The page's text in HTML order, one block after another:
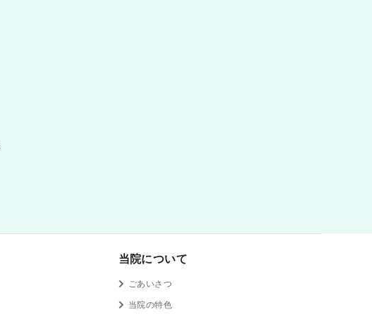
当院について
ごあいさつ
当院の特色